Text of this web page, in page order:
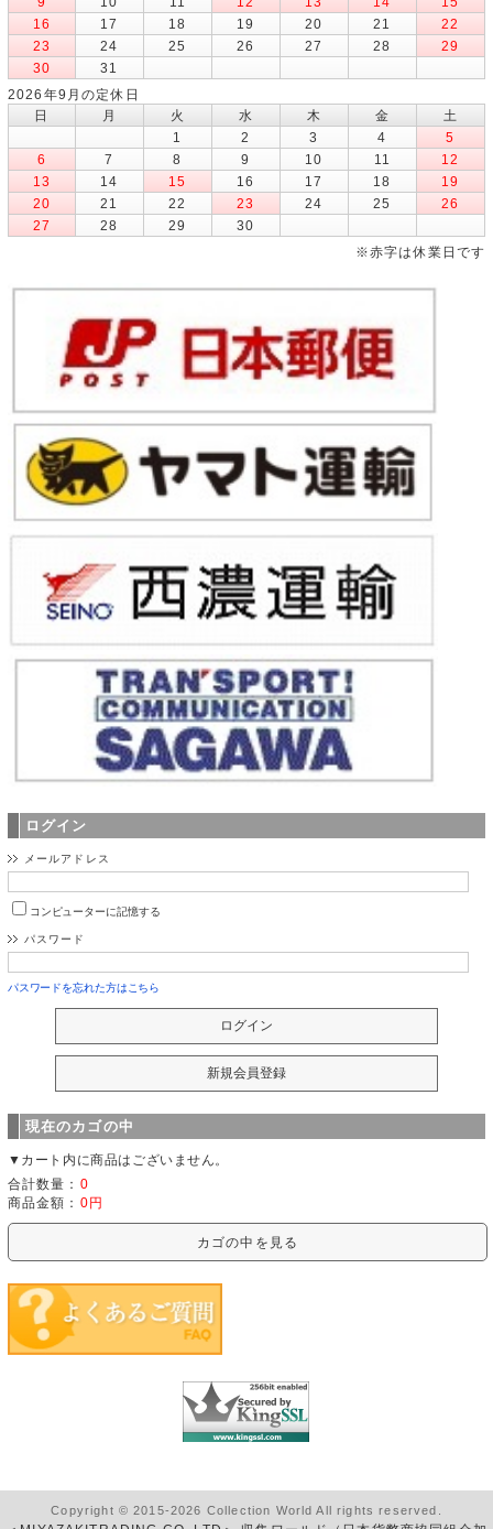
16
17 18 19 20 21
22
23
24 25 26 27 28
29
30
31
2026年9月の定休日
日
月 火 水 木 金
土
1
2 3 4
5
6
7 8 9 10 11
12
13
14 15 16 17 18
19
20
21 22 23 24 25
26
27
28 29
30
※赤字は休業日です
ログイン
メールアドレス
コンピューターに記憶する
パスワード
パスワードを忘れた方はこちら
現在のカゴの中
▼カート内に商品はございません。
合計数量： 0
商品金額： 0円
カゴの中を見る
Copyright © 2015-2026 Collection World All rights reserved.